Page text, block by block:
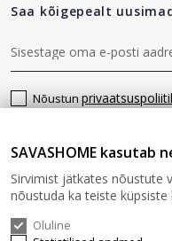
Saa kõigepealt
Nõustun
SAVASHOME kasutab
Sirvimist jätkates nõustute
nõustuda ka teiste küpsiste
Oluline